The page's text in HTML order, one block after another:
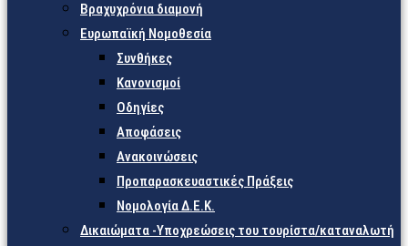
Βραχυχρόνια διαμονή
Ευρωπαϊκή Νομοθεσία
Συνθήκες
Κανονισμοί
Οδηγίες
Αποφάσεις
Ανακοινώσεις
Προπαρασκευαστικές Πράξεις
Νομολογία Δ.Ε.Κ.
Δικαιώματα -Υποχρεώσεις του τουρίστα/καταναλωτή